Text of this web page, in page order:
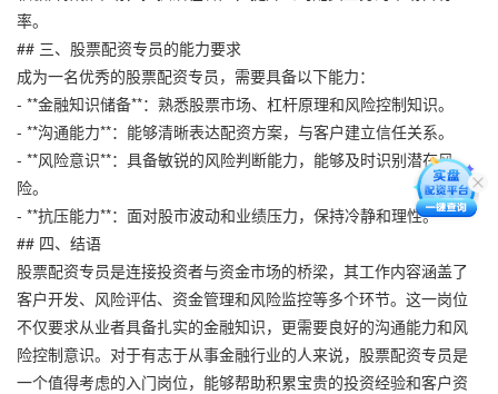
率。
## 三、股票配资专员的能力要求
成为一名优秀的股票配资专员，需要具备以下能力：
- **金融知识储备**：熟悉股票市场、杠杆原理和风险控制知识。
- **沟通能力**：能够清晰表达配资方案，与客户建立信任关系。
- **风险意识**：具备敏锐的风险判断能力，能够及时识别潜在风
险。
- **抗压能力**：面对股市波动和业绩压力，保持冷静和理性。
## 四、结语
股票配资专员是连接投资者与资金市场的桥梁，其工作内容涵盖了
客户开发、风险评估、资金管理和风险监控等多个环节。这一岗位
不仅要求从业者具备扎实的金融知识，更需要良好的沟通能力和风
险控制意识。对于有志于从事金融行业的人来说，股票配资专员是
一个值得考虑的入门岗位，能够帮助积累宝贵的投资经验和客户资